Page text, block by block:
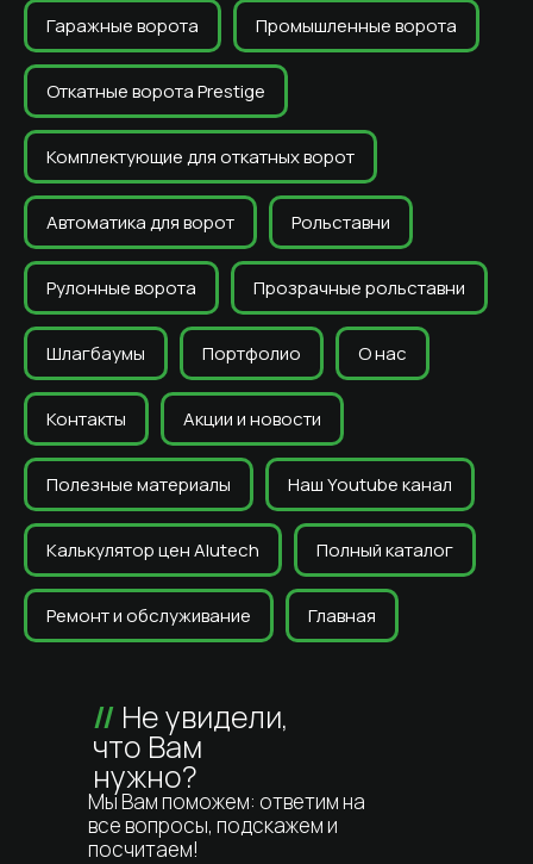
Гаражные ворота Промышленные ворота
Откатные ворота Prestige
Комплектующие для откатных ворот
Автоматика для ворот Рольставни
Рулонные ворота Прозрачные рольставни
Шлагбаумы Портфолио О нас
Контакты Акции и новости
Полезные материалы Наш Youtube канал
Калькулятор цен Alutech Полный каталог
Ремонт и обслуживание Главная
// Не увидели,
что Вам
нужно?
Мы Вам поможем: ответим на
все вопросы, подскажем и
посчитаем!